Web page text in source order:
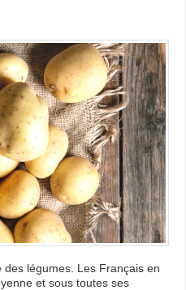
des légumes. Les Français en
et sous toutes ses